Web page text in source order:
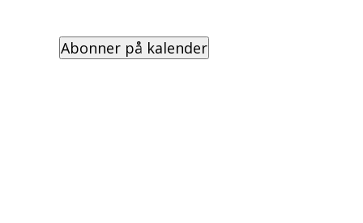
Abonner på kalender